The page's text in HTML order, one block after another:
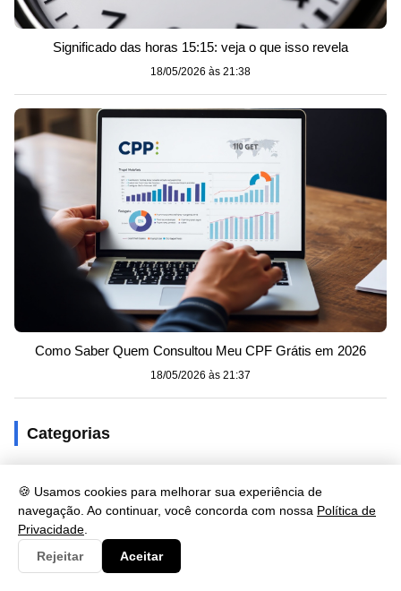
🍪 Usamos cookies para melhorar sua experiência de
navegação. Ao continuar, você concorda com nossa Política de
Privacidade
Rejeitar
Aceitar
Significado das horas 15:15: veja o que isso revela
18/05/2026 às 21:38
Como Saber Quem Consultou Meu CPF Grátis em 2026
18/05/2026 às 21:37
Categorias
Consulta 1342
Cultura